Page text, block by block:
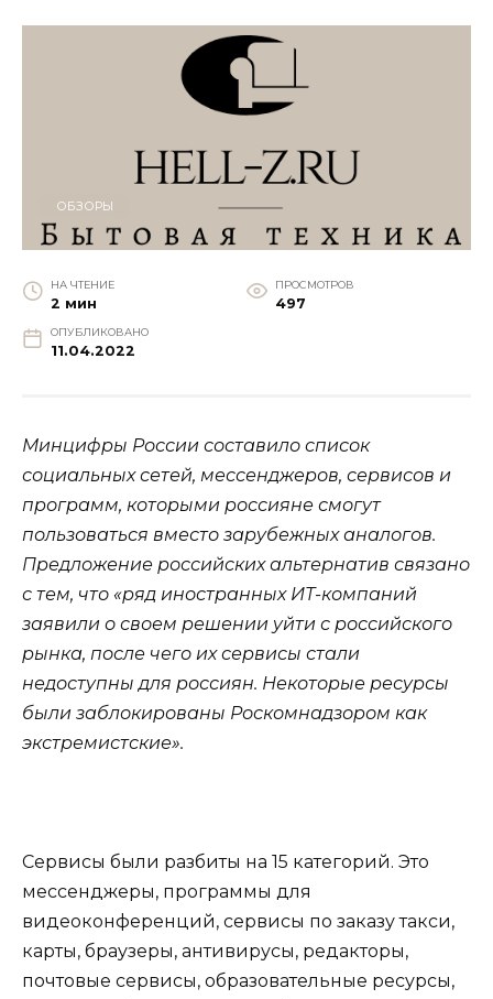
ОБЗОРЫ
НА ЧТЕНИЕ
2 мин
ПРОСМОТРОВ
497
ОПУБЛИКОВАНО
11.04.2022
Минцифры России составило список
социальных сетей, мессенджеров, сервисов и
программ, которыми россияне смогут
пользоваться вместо зарубежных аналогов.
Предложение российских альтернатив связано
с тем, что «ряд иностранных ИТ-компаний
заявили о своем решении уйти с российского
рынка, после чего их сервисы стали
недоступны для россиян. Некоторые ресурсы
были заблокированы Роскомнадзором как
экстремистские».
Сервисы были разбиты на 15 категорий. Это
мессенджеры, программы для
видеоконференций, сервисы по заказу такси,
карты, браузеры, антивирусы, редакторы,
почтовые сервисы, образовательные ресурсы,